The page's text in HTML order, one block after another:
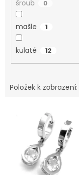
šroub 0
mašle 1
kulaté 12
Položek k zobrazení: